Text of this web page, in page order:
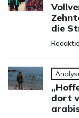
die
dort